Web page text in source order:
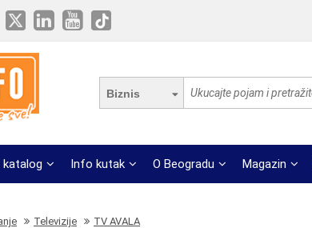
Biznis
katalog Info kutak O Beogradu Magazin
Televizije TV AVALA